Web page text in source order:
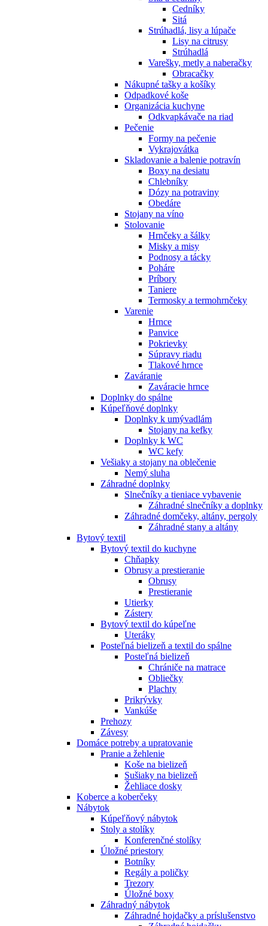
Cedníky
Sitá
Strúhadlá, lisy a lúpače
Lisy na citrusy
Strúhadlá
Varešky, metly a naberačky
Obracačky
Nákupné tašky a košíky
Odpadkové koše
Organizácia kuchyne
Odkvapkávače na riad
Pečenie
Formy na pečenie
Vykrajovátka
Skladovanie a balenie potravín
Boxy na desiatu
Chlebníky
Dózy na potraviny
Obedáre
Stojany na víno
Stolovanie
Hrnčeky a šálky
Misky a misy
Podnosy a tácky
Poháre
Príbory
Taniere
Termosky a termohrnčeky
Varenie
Hrnce
Panvice
Pokrievky
Súpravy riadu
Tlakové hrnce
Zaváranie
Zaváracie hrnce
Doplnky do spálne
Kúpeľňové doplnky
Doplnky k umývadlám
Stojany na kefky
Doplnky k WC
WC kefy
Vešiaky a stojany na oblečenie
Nemý sluha
Záhradné doplnky
Slnečníky a tieniace vybavenie
Záhradné slnečníky a doplnky
Záhradné domčeky, altány, pergoly
Záhradné stany a altány
Bytový textil
Bytový textil do kuchyne
Chňapky
Obrusy a prestieranie
Obrusy
Prestieranie
Utierky
Zástery
Bytový textil do kúpeľne
Uteráky
Posteľná bielizeň a textil do spálne
Posteľná bielizeň
Chrániče na matrace
Obliečky
Plachty
Prikrývky
Vankúše
Prehozy
Závesy
Domáce potreby a upratovanie
Pranie a žehlenie
Koše na bielizeň
Sušiaky na bielizeň
Žehliace dosky
Koberce a koberčeky
Nábytok
Kúpeľňový nábytok
Stoly a stolíky
Konferenčné stolíky
Úložné priestory
Botníky
Regály a poličky
Trezory
Úložné boxy
Záhradný nábytok
Záhradné hojdačky a príslušenstvo